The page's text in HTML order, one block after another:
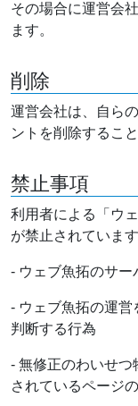
その場合に運営会
ます。
削除
運営会社は、自ら
ントを削除するこ
禁止事項
利用者による「ウ
が禁止されています
- ウェブ魚拓のサー
- ウェブ魚拓の運営
判断する行為
- 無修正のわいせつ
されているページの